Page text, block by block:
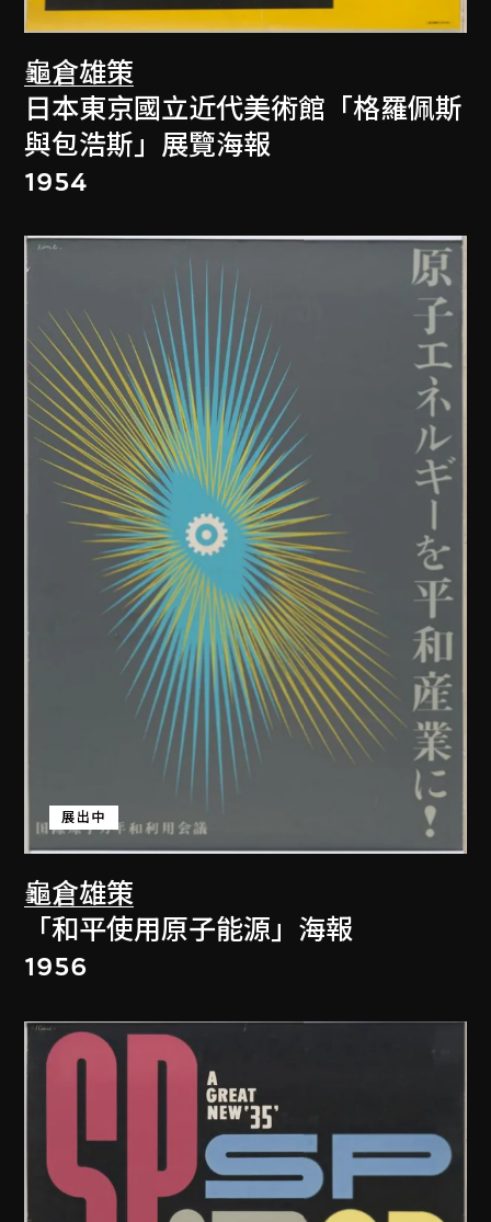
龜倉雄策
日本東京國立近代美術館「格羅佩斯
與包浩斯」展覽海報
1954
龜倉雄策
展出中
「和平使用原子能源」海報
1956